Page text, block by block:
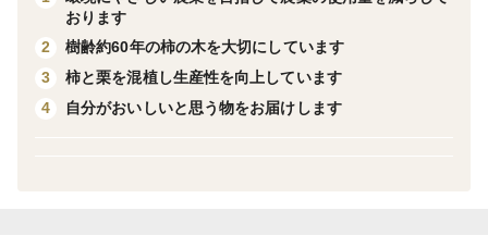
熟し過ぎず、早すぎずなるべく市場で鮮度を維持できる
タイミングで収穫するように心がけております。
チルド保存で数日間熟成させ甘みを増して出荷いたしま
す。
おります
2
樹齢約60年の柿の木を大切にしています
3
柿と栗を混植し生産性を向上しています
4
自分がおいしいと思う物をお届けします